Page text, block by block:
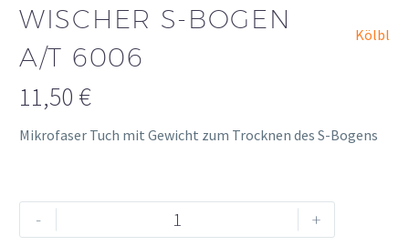
WISCHER S-BOGEN
A/T 6006
Kölbl
11,50 €
Mikrofaser Tuch mit Gewicht zum Trocknen des S-Bogens
-
Wischer
S-
+
Alternative: